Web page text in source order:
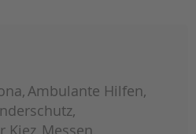
Ambulante Hilfen
Kiez Messen